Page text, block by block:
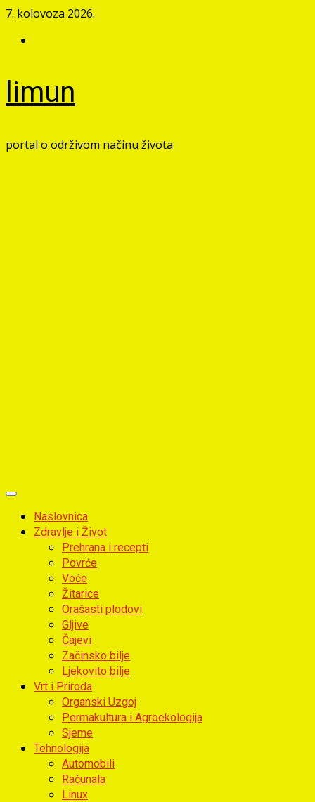
Skip
content
7. kolovoza 2026.
limun
portal o održivom načinu života
Primary
MenuNaslovnica
Zdravlje i Život
Prehrana i recepti
Povrće
Voće
Žitarice
Orašasti plodovi
Gljive
Čajevi
Začinsko bilje
Ljekovito bilje
Vrt i Priroda
Organski Uzgoj
Permakultura i Agroekologija
Sjeme
Tehnologija
Automobili
Računala
Linux